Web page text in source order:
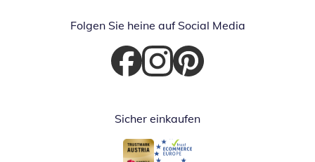
Folgen Sie heine auf Social Media
Öffnet in neuem Fenster
Öffnet in neuem Fenster
Öffnet in neuem Fenster
Sicher einkaufen